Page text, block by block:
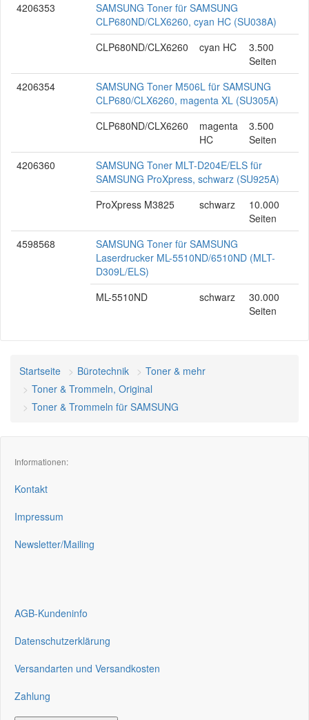
4206353
SAMSUNG Toner für SAMSUNG
CLP680ND/CLX6260, cyan HC (SU038A)
CLP680ND/CLX6260
cyan HC
3.500
Seiten
4206354
SAMSUNG Toner M506L für SAMSUNG
CLP680/CLX6260, magenta XL (SU305A)
CLP680ND/CLX6260
magenta
HC
3.500
Seiten
4206360
SAMSUNG Toner MLT-D204E/ELS für
SAMSUNG ProXpress, schwarz (SU925A)
ProXpress M3825
schwarz
10.000
Seiten
4598568
SAMSUNG Toner für SAMSUNG
Laserdrucker ML-5510ND/6510ND (MLT-
D309L/ELS)
ML-5510ND
schwarz
30.000
Seiten
Startseite Bürotechnik
Toner & mehr
Toner & Trommeln, Original
Toner & Trommeln für SAMSUNG
Informationen:
Kontakt
Impressum
Newsletter/Mailing
AGB-Kundeninfo
Datenschutzerklärung
Versandarten und Versandkosten
Zahlung